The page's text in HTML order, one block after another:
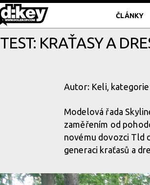
ČLÁNKY
TEST: KRAŤASY A
Autor: Keli,
Modelová řada
zaměřením od
novému dovozci Tld
generaci kraťasů a